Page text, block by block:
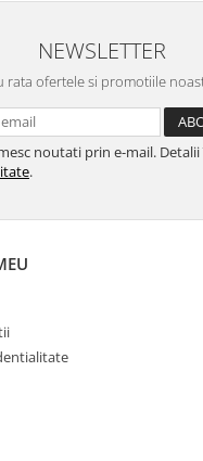
NEWSLETTER
rata ofertele si promotiile
noutati prin e-mail. Detalii
.